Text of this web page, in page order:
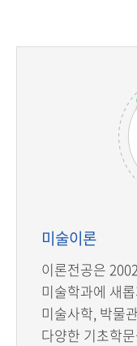
미술이론
이론전공은
미술학과에 새
미술사학, 박물
다양한 기초학